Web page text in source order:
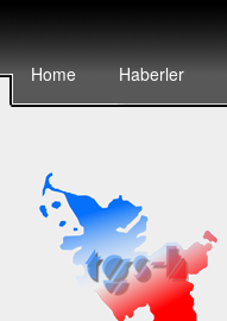
Home Haberler